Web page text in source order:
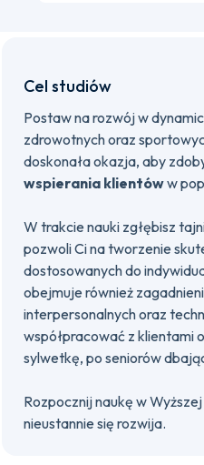
Cel studiów
Postaw na rozwój w
zdrowotnych oraz
doskonała okazja, aby
wspierania klientóww
W trakcie nauki zgłębisz
pozwoli Ci na tworzenie
dostosowanych do
obejmuje również
interpersonalnych oraz
współpracować z klientami
sylwetkę, po seniorów
Rozpocznij naukę w
nieustannie się rozwija.